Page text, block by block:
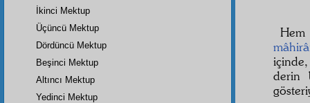
derin
İkinci Mektup
Üçüncü Mektup
Dördüncü Mektup
Beşinci Mektup
Altıncı Mektup
Yedinci Mektup